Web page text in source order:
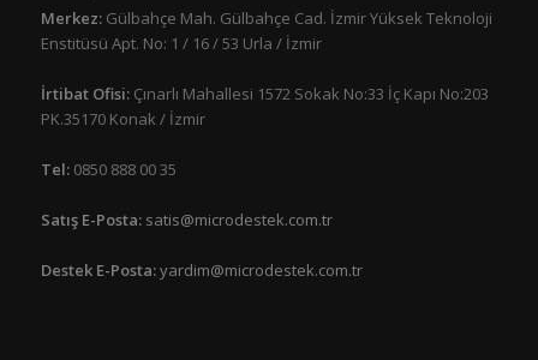
Merkez:Gülbahçe Mah. Gülbahçe Cad. İzmir Yüksek Teknoloji
Enstitüsü Apt. No: 1 / 16 / 53 Urla / İzmir
İrtibat Ofisi: Çınarlı Mahallesi 1572 Sokak No:33 İç Kapı No:203
PK.35170 Konak / İzmir
Tel:0850 888 00 35
Satış E-Posta: satis@microdestek.com.tr
Destek E-Posta:yardim@microdestek.com.tr